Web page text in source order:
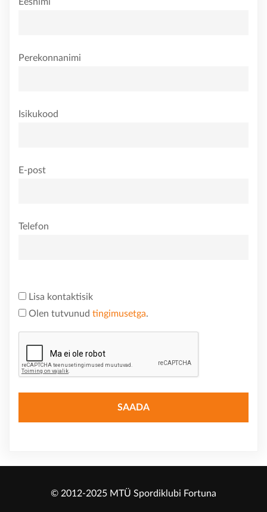
Perekonnanimi
Isikukood
E-post
Telefon
Lisa kontaktisik
Olen tutvunud tingimusetga.
© 2012-2025 MTÜ Spordiklubi Fortuna